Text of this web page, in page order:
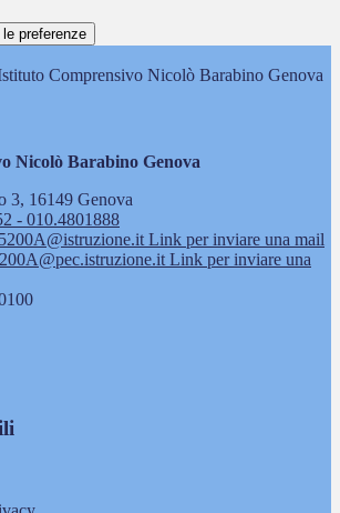
preferenze
Comprensivo Nicolò Barabino Genova
Nicolò Barabino Genova
3, 16149 Genova
- 010.4801888
Link per inviare una mail
Link per inviare una